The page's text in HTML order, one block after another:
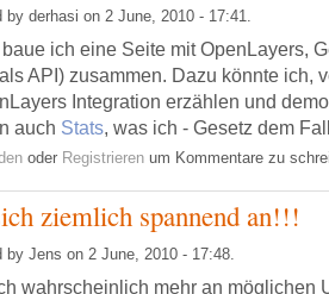
by derhasi on 2 June, 2010 - 17:41.
ich eine Seite mit OpenLayers,
API) zusammen. Dazu könnte ich,
Integration erzählen und
auch Stats, was ich - Gesetz dem
oder Registrieren um Kommentare zu
ziemlich spannend an!!!
by Jens on 2 June, 2010 - 17:48.
wahrscheinlich mehr an möglichen